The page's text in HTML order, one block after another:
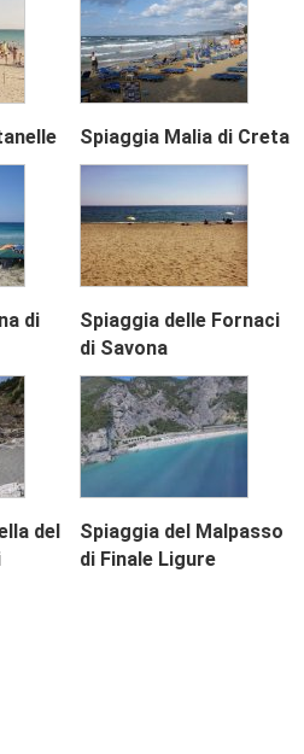
Spiaggia Malia di Creta
di
Spiaggia delle Fornaci
di Savona
del
Spiaggia del Malpasso
di Finale Ligure